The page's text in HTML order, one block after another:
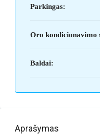
Parkingas:
Oro kondicionavimo
Baldai:
Aprašymas